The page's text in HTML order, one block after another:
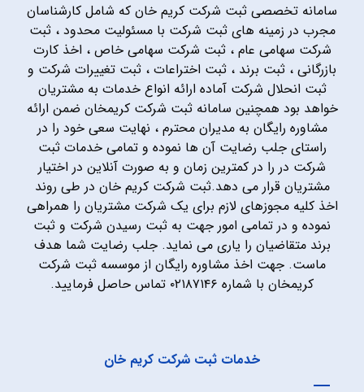
سامانه تخصصی ثبت شرکت کریم خان که شامل کارشناسان
مجرب در زمینه های ثبت شرکت با مسئولیت محدود ، ثبت
شرکت سهامی عام ، ثبت شرکت سهامی خاص ، اخذ کارت
بازرگانی ، ثبت برند ، ثبت اختراعات ، ثبت تغییرات شرکت و
ثبت انحلال شرکت آماده ارائه انواع خدمات به مشتریان
خواهد بود همچنین سامانه ثبت شرکت کریمخان ضمن ارائه
مشاوره رایگان به مدیران محترم ، نهایت سعی خود را در
راستای جلب رضایت آن ها نموده و تمامی خدمات ثبت
شرکت در را در کمترین زمان و به صورت آنلاین در اختیار
مشتریان قرار می دهد.ثبت شرکت کریم خان در طی روند
اخذ کلیه مجوزهای لازم برای یک شرکت مشتریان را همراهی
نموده و در تمامی امور جهت به ثبت رسیدن شرکت و ثبت
برند متقاضیان را یاری می نماید. جلب رضایت شما هدف
ماست. جهت اخذ مشاوره رایگان از موسسه ثبت شرکت
کریمخان با شماره ۰۲۱۸۷۱۴۶ تماس حاصل فرمایید.
خدمات ثبت شرکت کریم خان